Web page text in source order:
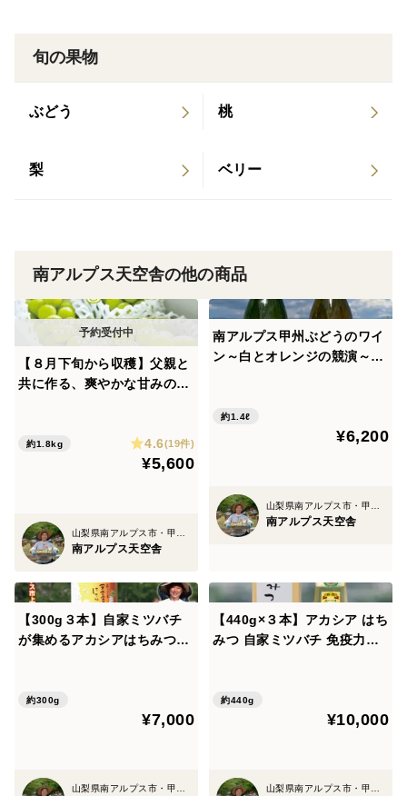
旬の果物
ぶどう 桃
梨 ベリー
南アルプス天空舎の他の商品
【８月下旬から収穫】父親と
共に作る、爽やかな甘みの勝
約1.8kg 4.6(19件)
¥5,600
南アルプス天空舎
南アルプス甲州ぶどうのワイ
ン～白とオレンジの競演～飯
約1.4ℓ
¥6,200
南アルプス天空舎
【300g３本】自家ミツバチ
が集めるアカシアはちみつ南
約300g
¥7,000
山梨県南アルプス市・甲州市勝沼町
【440g×３本】アカシア はち
みつ 自家ミツバチ 免疫力ア
約440g
¥10,000
山梨県南アルプス市・甲州市勝沼町